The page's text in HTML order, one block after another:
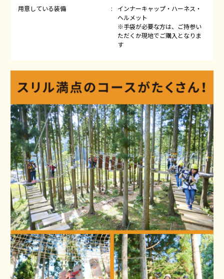
用意している装備
インナーキャップ・ハーネス・
ヘルメット
※手袋が必要な方は、ご持参い
ただくか現地でご購入となりま
す